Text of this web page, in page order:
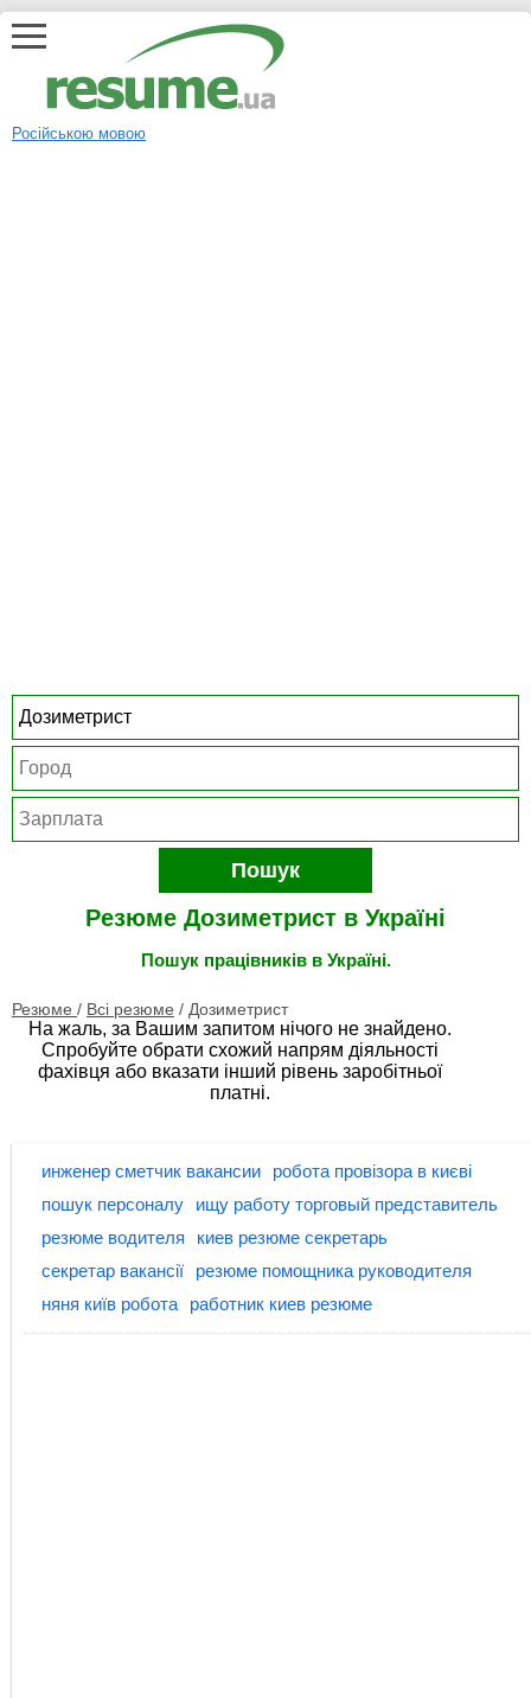
Російською мовою
Пошук
Резюме Дозиметрист в Україні
Пошук працівників в Україні.
Резюме / Всі резюме / Дозиметрист
На жаль, за Вашим запитом нічого не знайдено.
Спробуйте обрати схожий напрям діяльності
фахівця або вказати інший рівень заробітньої
платні.
инженер сметчик вакансии
робота провізора в києві
пошук персоналу
ищу работу торговый представитель
резюме водителя
киев резюме секретарь
секретар вакансії
резюме помощника руководителя
няня київ робота
работник киев резюме